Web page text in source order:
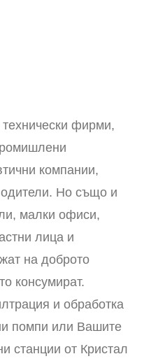
фирми,
компании,
Но също и
малки офиси,
лица и
на доброто
консумират.
и обработка
помпи или Вашите
станции от Кристал